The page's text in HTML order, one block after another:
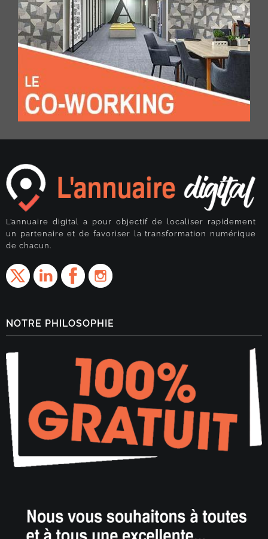
L’annuaire digital a pour objectif de localiser rapidement
un partenaire et de favoriser la transformation numérique
de chacun.
NOTRE PHILOSOPHIE